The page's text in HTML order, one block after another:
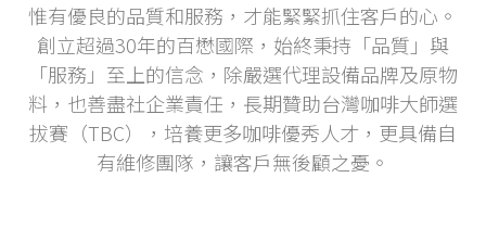
惟有優良的品質和服務，才能緊緊抓住客戶的心。
創立超過30年的百懋國際，始終秉持「品質」與
「服務」至上的信念，除嚴選代理設備品牌及原物
料，也善盡社企業責任，長期贊助台灣咖啡大師選
拔賽（TBC），培養更多咖啡優秀人才，更具備自
有維修團隊，讓客戶無後顧之憂。